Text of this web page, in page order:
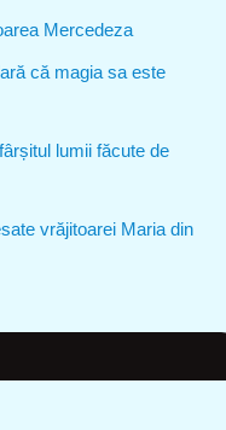
Mercedeza
că magia sa este
lumii făcute de
vrăjitoarei Maria din